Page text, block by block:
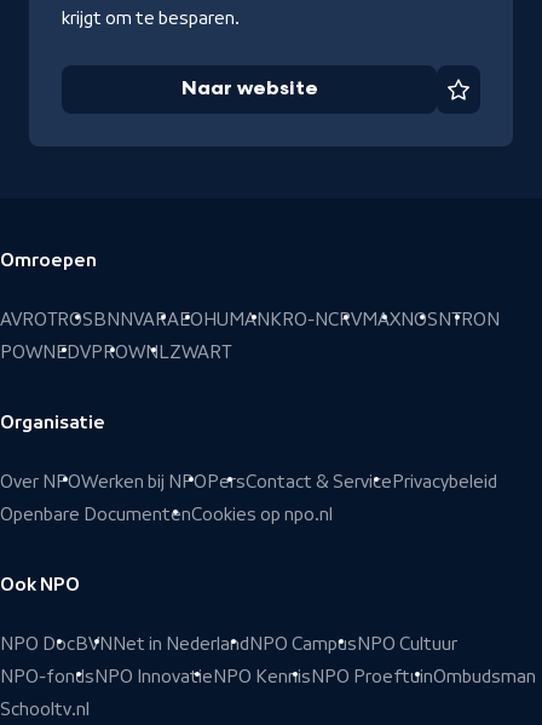
krijgt om te besparen.
Naar website
Voettekst
Omroepen
AVROTROSBNNVARAEOHUMANKRO-NCRVMAXNOSNTRON
POWNEDVPROWNLZWART
Organisatie
Over NPOWerken bij NPO PersContact & Service Privacybeleid
Openbare DocumentenCookies op npo.nl
Ook NPO
NPO DocBVN Net in Nederland NPO Campus NPO Cultuur
NPO-fonds NPO Innovatie NPO Kennis NPO ProeftuinOmbudsman
Schooltv.nl